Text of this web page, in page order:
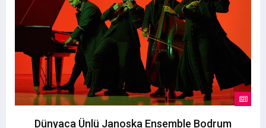
Dünyaca Ünlü Janoska Ensemble Bodrum